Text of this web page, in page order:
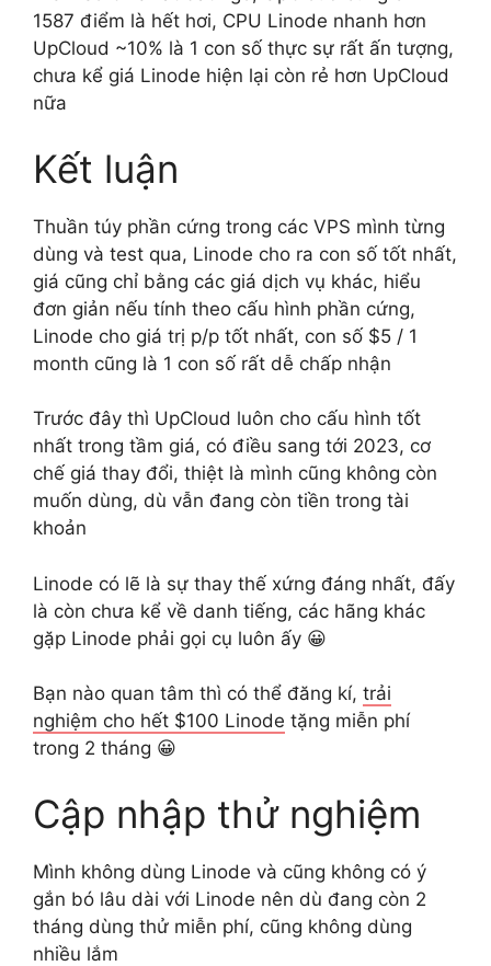
1587 điểm là hết hơi, CPU Linode nhanh hơn
UpCloud ~10% là 1 con số thực sự rất ấn tượng,
chưa kể giá Linode hiện lại còn rẻ hơn UpCloud
nữa
Kết luận
Thuần túy phần cứng trong các VPS mình từng
dùng và test qua, Linode cho ra con số tốt nhất,
giá cũng chỉ bằng các giá dịch vụ khác, hiểu
đơn giản nếu tính theo cấu hình phần cứng,
Linode cho giá trị p/p tốt nhất, con số $5 / 1
month cũng là 1 con số rất dễ chấp nhận
Trước đây thì UpCloud luôn cho cấu hình tốt
nhất trong tầm giá, có điều sang tới 2023, cơ
chế giá thay đổi, thiệt là mình cũng không còn
muốn dùng, dù vẫn đang còn tiền trong tài
khoản
Linode có lẽ là sự thay thế xứng đáng nhất, đấy
là còn chưa kể về danh tiếng, các hãng khác
gặp Linode phải gọi cụ luôn ấy 😀
Bạn nào quan tâm thì có thể đăng kí, trải
nghiệm cho hết $100 Linode tặng miễn phí
trong 2 tháng 😀
Cập nhập thử nghiệm
Mình không dùng Linode và cũng không có ý
gắn bó lâu dài với Linode nên dù đang còn 2
tháng dùng thử miễn phí, cũng không dùng
nhiều lắm